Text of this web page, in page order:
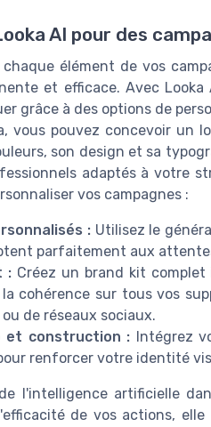
AI pour des
chaque élément de vos
et efficace. Avec
grâce à des options de
vous pouvez concevoir
son design et sa
adaptés à votre
vos campagnes :
:Utilisez le
parfaitement aux
:Créez un brand kit complet
la cohérence sur tous vos
de réseaux sociaux.
et construction : Intégrez
renforcer votre identité
l'intelligence artificielle
de vos actions,